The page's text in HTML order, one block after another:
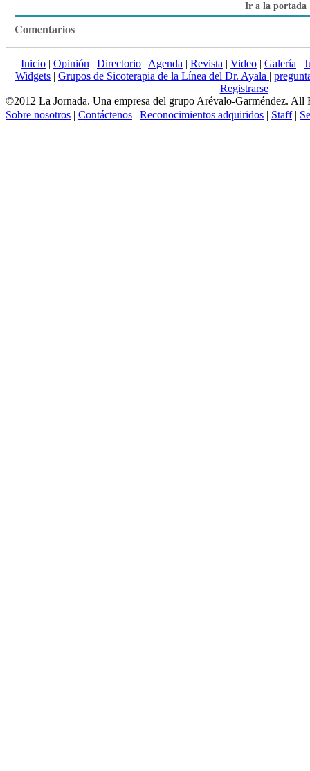
Ir a la portada
Comentarios
Inicio | Opinión | Directorio | Agenda | Revista | Video | Galería |
Widgets | Grupos de Sicoterapia de la Línea del Dr. Ayala |
Registrarse
©2012 La Jornada. Una empresa del grupo Arévalo-Garméndez. All
Sobre nosotros | Contáctenos | Reconocimientos adquiridos | Staff|